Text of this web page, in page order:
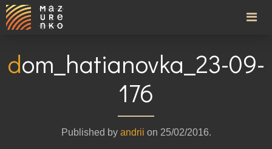
dom_hatianovka_23-09-
176
Published by andrii on 25/02/2016.